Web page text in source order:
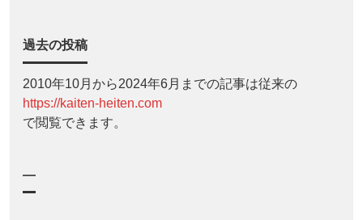
過去の投稿
2010年10月から2024年6月までの記事は従来の
https://kaiten-heiten.com
で閲覧できます。
—